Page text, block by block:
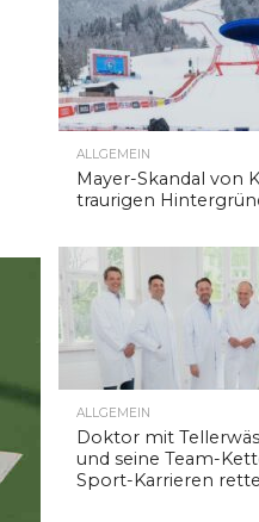
ALLGEMEIN
Mayer-Skandal von
traurigen
ALLGEMEIN
Doktor mit
und seine Team-
Sport-Karrieren